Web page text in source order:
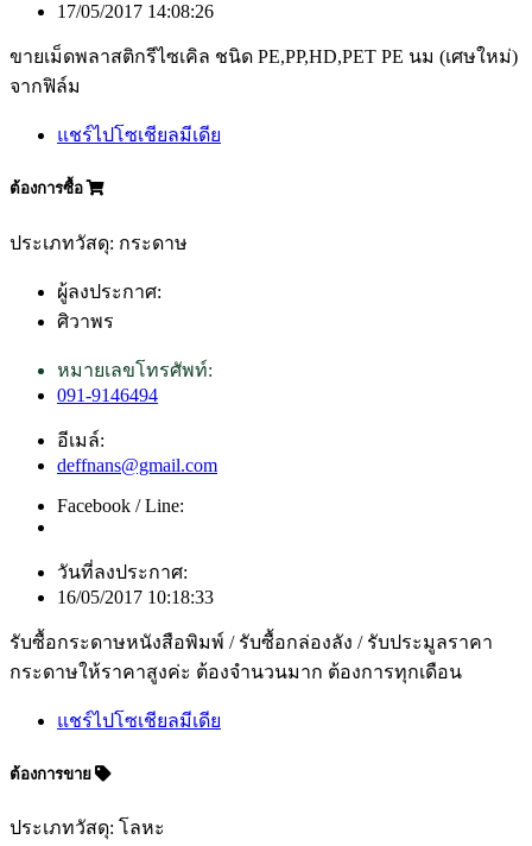
17/05/2017 14:08:26
ขายเม็ดพลาสติกรีไซเคิล ชนิด PE,PP,HD,PET PE นม (เศษใหม่)
จากฟิล์ม
แชร์ไปโซเชียลมีเดีย
ต้องการซื้อ
ประเภทวัสดุ: กระดาษ
ผู้ลงประกาศ:
ศิวาพร
หมายเลขโทรศัพท์:
091-9146494
อีเมล์:
deffnans@gmail.com
Facebook / Line:
วันที่ลงประกาศ:
16/05/2017 10:18:33
รับซื้อกระดาษหนังสือพิมพ์ / รับซื้อกล่องลัง / รับประมูลราคา
กระดาษให้ราคาสูงค่ะ ต้องจำนวนมาก ต้องการทุกเดือน
แชร์ไปโซเชียลมีเดีย
ต้องการขาย
ประเภทวัสดุ: โลหะ